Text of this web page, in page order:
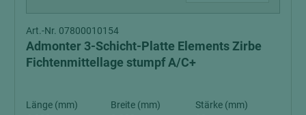
Art.-Nr. 07800010154
Admonter 3-Schicht-Platte Elements Zirbe
Fichtenmittellage stumpf A/C+
Länge (mm)
Breite (mm)
Stärke (mm)